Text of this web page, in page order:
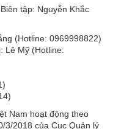
tập: Nguyễn Khắc
(Hotline: 0969998822)
Lê Mỹ (Hotline:
Nam hoạt động theo
3/2018 của Cục Quản lý